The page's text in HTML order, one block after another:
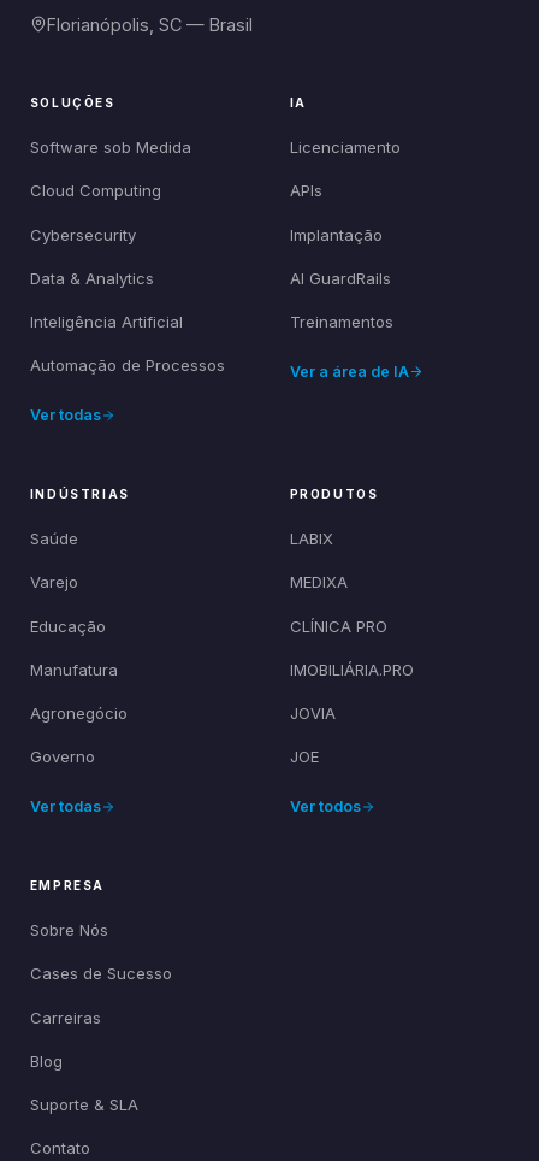
Florianópolis, SC — Brasil
SOLUÇÕES
Software sob Medida
Cloud Computing
Cybersecurity
Data & Analytics
Inteligência Artificial
Automação de Processos
Ver todas
IA
Licenciamento
APIs
Implantação
AI GuardRails
Treinamentos
Ver a área de IA
INDÚSTRIAS
Saúde
Varejo
Educação
Manufatura
Agronegócio
Governo
Ver todas
PRODUTOS
LABIX
MEDIXA
CLÍNICA PRO
IMOBILIÁRIA.PRO
JOVIA
JOE
Ver todos
EMPRESA
Sobre Nós
Cases de Sucesso
Carreiras
Blog
Suporte & SLA
Contato